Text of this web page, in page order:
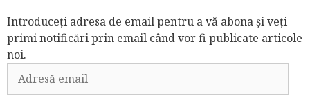
Introduceți adresa de email pentru a vă abona și veți
primi notificări prin email când vor fi publicate articole
noi.
Adresă
email